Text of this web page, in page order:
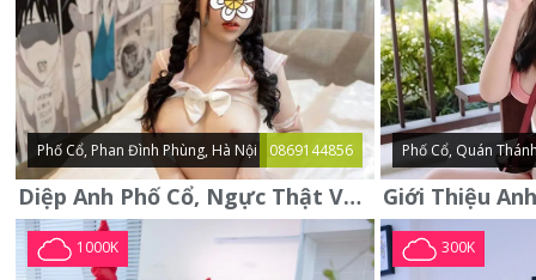
Phố Cổ, Phan Đình Phùng, Hà Nội 0869144856
Diệp Anh Phố Cổ, Ngực Thật Vú To Thơm Tho Quyến Rũ
Phố Cổ, Quán
1000K 300K